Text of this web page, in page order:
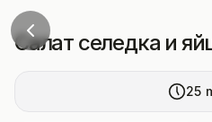
Салат селедка и
25